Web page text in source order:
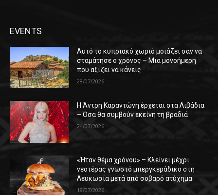
EVENTS
Αυτό το κυπριακό χωριό μοιάζει σαν να
σταμάτησε ο χρόνος – Μια μονοήμερη
που αξίζει να κάνεις
28/07/2026
Η Άντρη Καραντώνη έρχεται στα Λιβάδια
– Όσα θα συμβούν εκείνη τη βραδιά
24/07/2026
«Ήταν θέμα χρόνου» – Κλείνει μέχρι
νεοτέρας γνωστό μπεργκεράδικο στη
Λευκωσία μετά από σοβαρό ατύχημα
19/07/2026